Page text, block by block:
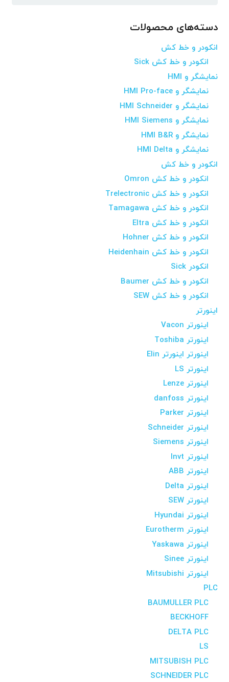
دسته‌های محصولات
انکودر و خط کش
انکودر و خط کش Sick
نمایشگر و HMI
نمایشگر و HMI Pro-face
نمایشگر و HMI Schneider
نمایشگر و HMI Siemens
نمایشگر و HMI B&R
نمایشگر و HMI Delta
انکودر و خط کش
انکودر و خط کش Omron
انکودر و خط کش Trelectronic
انکودر و خط کش Tamagawa
انکودر و خط کش Eltra
انکودر و خط کش Hohner
انکودر و خط کش Heidenhain
انکودر Sick
انکودر و خط کش Baumer
انکودر و خط کش SEW
اینورتر
اینورتر Vacon
اینورتر Toshiba
اینورتر اینورتر Elin
اینورتر LS
اینورتر Lenze
اینورتر danfoss
اینورتر Parker
اینورتر Schneider
اینورتر Siemens
اینورتر Invt
اینورتر ABB
اینورتر Delta
اینورتر SEW
اینورتر Hyundai
اینورتر Eurotherm
اینورتر Yaskawa
اینورتر Sinee
اینورتر Mitsubishi
PLC
BAUMULLER PLC
BECKHOFF
DELTA PLC
LS
MITSUBISH PLC
SCHNEIDER PLC